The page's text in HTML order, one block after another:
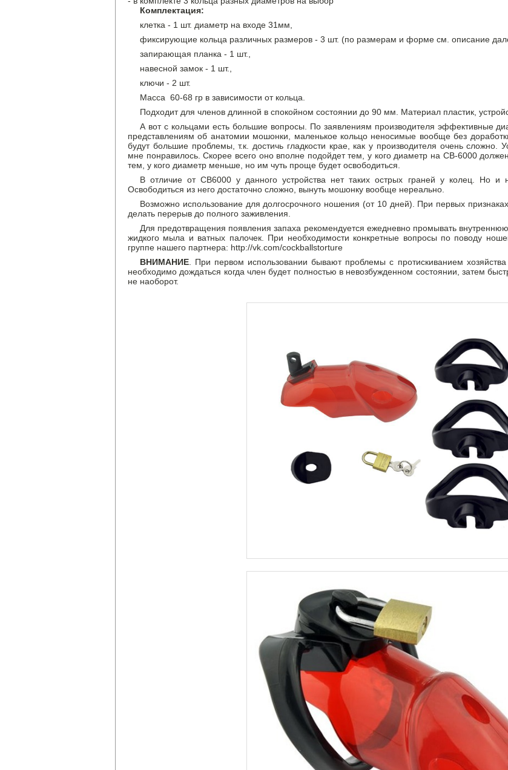
Комплектация:
клетка - 1 шт. диаметр на входе 31мм,
фиксирующие кольца различных размеров - 3 шт. (по размерам и форме см. описание
запирающая планка - 1 шт.,
навесной замок - 1 шт.,
ключи - 2 шт.
Масса 60-68 гр в зависимости от кольца.
Подходит для членов длинной в спокойном состоянии до 90 мм. Материал пластик,
А вот с кольцами есть большие вопросы. По заявлениям производителя эффективные
представлениям об анатомии мошонки, маленькое кольцо неносимые вообще без
будут большие проблемы, т.к. достичь гладкости крае, как у производителя очень сложно.
мне понравилось. Скорее всего оно вполне подойдет тем, у кого диаметр на CB-6000
тем, у кого диаметр меньше, но им чуть проще будет освободиться.
В отличие от CB6000 у данного устройства нет таких острых граней у колец. Но и
Освободиться из него достаточно сложно, вынуть мошонку вообще нереально.
Возможно использование для долгосрочного ношения (от 10 дней). При первых
делать перерыв до полного заживления.
Для предотвращения появления запаха рекомендуется ежедневно промывать
жидкого мыла и ватных палочек. При необходимости конкретные вопросы по поводу
группе нашего партнера: http://vk.com/cockballstorture
ВНИМАНИЕ . При первом использовании бывают проблемы с протискиванием
необходимо дождаться когда член будет полностью в невозбужденном состоянии, затем
не наоборот.